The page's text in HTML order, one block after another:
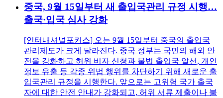
중국, 9월 15일부터 새 출입국관리 규정 시행…
출국·입국 심사 강화
[인터내셔널포커스] 오는 9월 15일부터 중국의 출입국
관리제도가 크게 달라진다. 중국 정부는 국민의 해외 안
전을 강화하고 허위 비자 신청과 불법 출입국 알선, 개인
정보 유출 등 각종 위법 행위를 차단하기 위해 새로운 출
입국관리 규정을 시행한다. 앞으로는 고위험 국가 출국
자에 대한 안전 안내가 강화되고, 허위 서류 제출이나 불